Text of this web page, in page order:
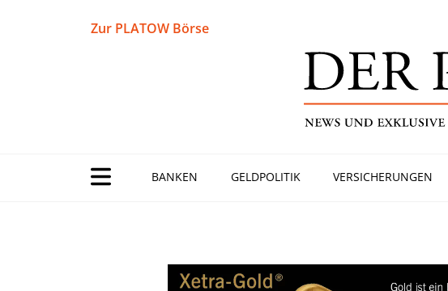
Zur PLATOW Börse
BANKEN GELDPOLITIK VERSICHERUNGEN